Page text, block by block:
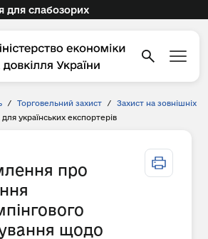
для слабозорих
/ Торговельний захист /
Захист на зовнішніх
українських експортерів
про
щодо